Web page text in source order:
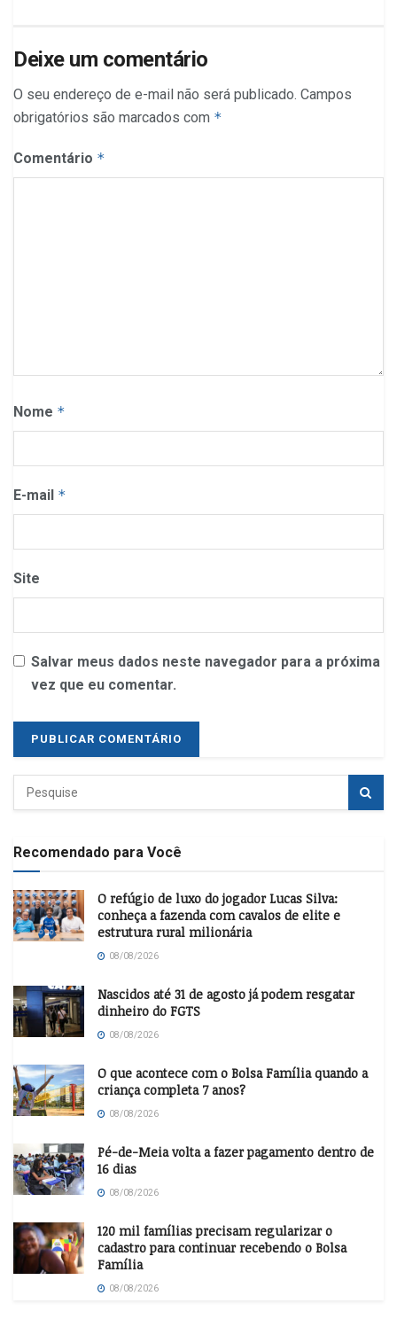
Deixe um comentário
O seu endereço de e-mail não será publicado. Campos
obrigatórios são marcados com *
Comentário *
Nome *
E-mail *
Site
Salvar meus dados neste navegador para a próxima
vez que eu comentar.
Recomendado para Você
O refúgio de luxo do jogador Lucas Silva:
conheça a fazenda com cavalos de elite e
estrutura rural milionária
08/08/2026
Nascidos até 31 de agosto já podem resgatar
dinheiro do FGTS
08/08/2026
O que acontece com o Bolsa Família quando a
criança completa 7 anos?
08/08/2026
Pé-de-Meia volta a fazer pagamento dentro de
16 dias
08/08/2026
120 mil famílias precisam regularizar o
cadastro para continuar recebendo o Bolsa
Família
08/08/2026